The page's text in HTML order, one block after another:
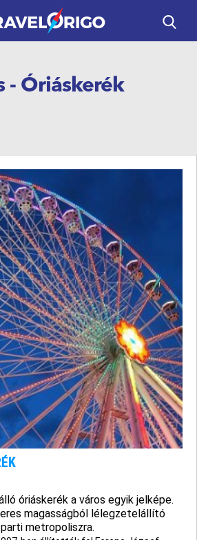
- Óriáskerék
óriáskerék a város egyik jelképe.
magasságból lélegzetelállító
metropoliszra.